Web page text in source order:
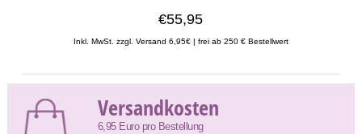
€55,95
Inkl. MwSt. zzgl. Versand 6,95€ | frei ab 250 € Bestellwert
Versandkosten
6,95 Euro pro Bestellung